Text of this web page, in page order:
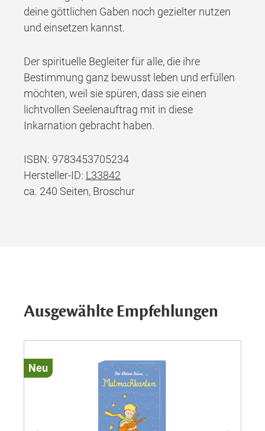
deine göttlichen Gaben noch gezielter nutzen
und einsetzen kannst.
Der spirituelle Begleiter für alle, die ihre
Bestimmung ganz bewusst leben und erfüllen
möchten, weil sie spüren, dass sie einen
lichtvollen Seelenauftrag mit in diese
Inkarnation gebracht haben.
ISBN: 9783453705234
Hersteller-ID: L33842
ca. 240 Seiten, Broschur
Ausgewählte Empfehlungen
Neu